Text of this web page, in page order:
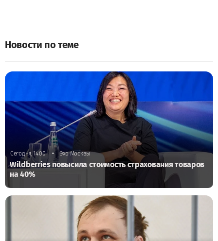
Новости по теме
Сегодня, 14:00 • Эхо Москвы
Wildberries повысила стоимость страхования товаров
на 40%